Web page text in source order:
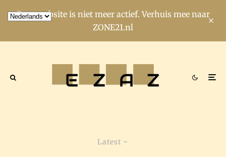
Deze website is niet meer actief. Verhuis mee naar
ZONE21.nl
Latest